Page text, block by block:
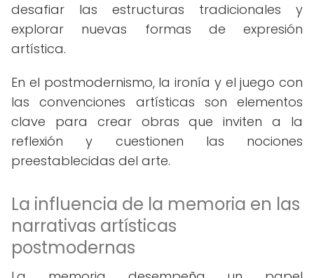
desafiar las estructuras tradicionales y
explorar nuevas formas de expresión
artística.
En el postmodernismo, la ironía y el juego con
las convenciones artísticas son elementos
clave para crear obras que inviten a la
reflexión y cuestionen las nociones
preestablecidas del arte.
La influencia de la memoria en las
narrativas artísticas
postmodernas